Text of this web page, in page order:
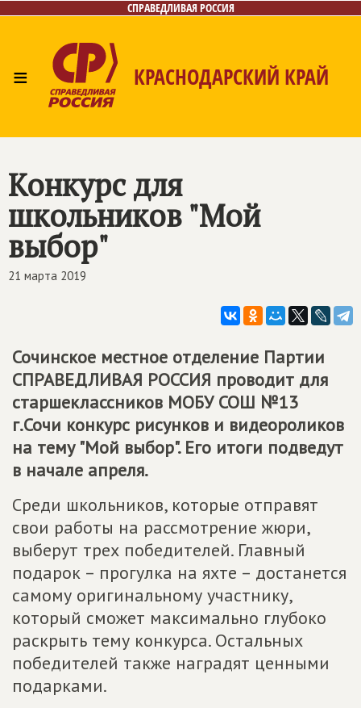
СПРАВЕДЛИВАЯ РОССИЯ
≡ КРАСНОДАРСКИЙ КРАЙ
Конкурс для
школьников "Мой
выбор"
21 марта 2019
Сочинское местное отделение Партии
СПРАВЕДЛИВАЯ РОССИЯ проводит для
старшеклассников МОБУ СОШ №13
г.Сочи конкурс рисунков и видеороликов
на тему "Мой выбор". Его итоги подведут
в начале апреля.
Среди школьников, которые отправят
свои работы на рассмотрение жюри,
выберут трех победителей. Главный
подарок – прогулка на яхте – достанется
самому оригинальному участнику,
который сможет максимально глубоко
раскрыть тему конкурса. Остальных
победителей также наградят ценными
подарками.